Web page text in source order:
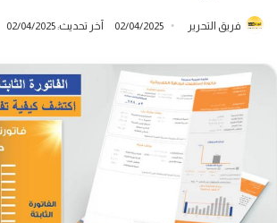
فريق التحرير 02/04/2025 آخر تحديث: 02/04/2025